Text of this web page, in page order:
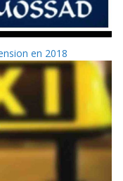
en 2018